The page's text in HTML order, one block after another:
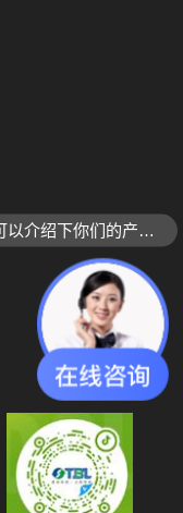
可以介绍下你们的产品么？